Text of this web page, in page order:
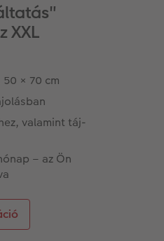
XXL
× 70 cm
valamint táj-
– az Ön